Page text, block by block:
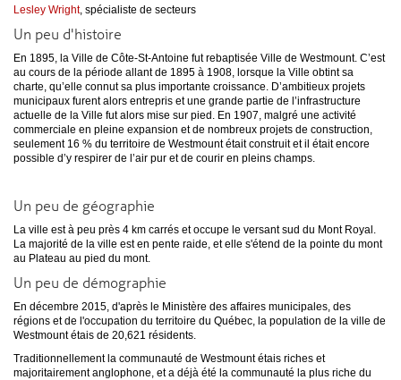
Lesley Wright, spécialiste de secteurs
Un peu d'histoire
En 1895, la Ville de Côte-St-Antoine fut rebaptisée Ville de Westmount. C’est
au cours de la période allant de 1895 à 1908, lorsque la Ville obtint sa
charte, qu’elle connut sa plus importante croissance. D’ambitieux projets
municipaux furent alors entrepris et une grande partie de l’infrastructure
actuelle de la Ville fut alors mise sur pied. En 1907, malgré une activité
commerciale en pleine expansion et de nombreux projets de construction,
seulement 16 % du territoire de Westmount était construit et il était encore
possible d’y respirer de l’air pur et de courir en pleins champs.
Un peu de géographie
La ville est à peu près 4 km carrés et occupe le versant sud du Mont Royal.
La majorité de la ville est en pente raide, et elle s'étend de la pointe du mont
au Plateau au pied du mont.
Un peu de démographie
En décembre 2015, d'après le Ministère des affaires municipales, des
régions et de l'occupation du territoire du Québec, la population de la ville de
Westmount étais de 20,621 résidents.
Traditionnellement la communauté de Westmount étais riches et
majoritairement anglophone, et a déjà été la communauté la plus riche du